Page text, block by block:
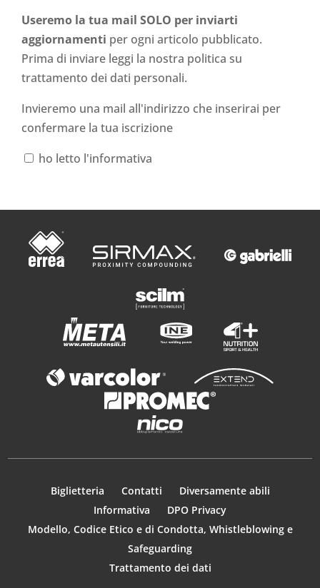
Useremo la tua mail SOLO per inviarti
aggiornamenti per ogni articolo pubblicato.
Prima di inviare leggi la nostra politica su
trattamento dei dati personali.
Invieremo una mail all'indirizzo che inserirai per
confermare la tua iscrizione
ho letto l'informativa
Biglietteria Contatti
Diversamente abili
Informativa
DPO Privacy
Modello, Codice Etico e di Condotta, Whistleblowing e
Safeguarding
Trattamento dei dati